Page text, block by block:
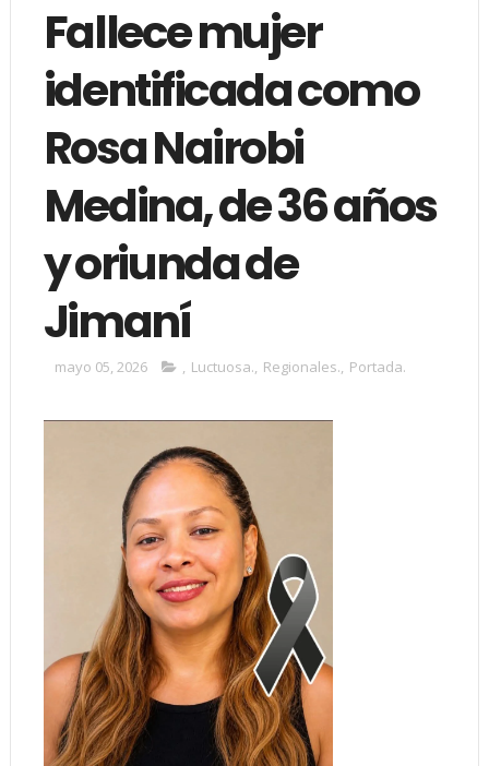
Fallece mujer
identificada como
Rosa Nairobi
Medina, de 36 años
y oriunda de
Jimaní
mayo 05, 2026 , Luctuosa., Regionales., Portada.